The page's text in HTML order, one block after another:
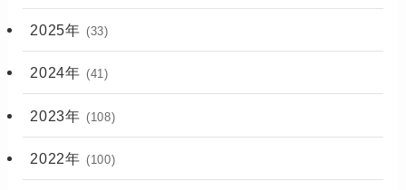
2025年 (33)
2024年 (41)
2023年 (108)
2022年 (100)